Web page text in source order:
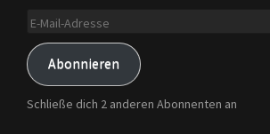
E-
Adresse
Abonnieren
Schließe dich 2 anderen Abonnenten an